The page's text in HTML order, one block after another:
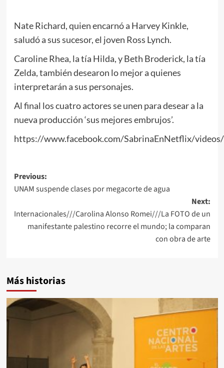
Nate Richard, quien encarnó a Harvey Kinkle,
saludó a sus sucesor, el joven Ross Lynch.
Caroline Rhea, la tía Hilda, y Beth Broderick, la tía
Zelda, también desearon lo mejor a quienes
interpretarán a sus personajes.
Al final los cuatro actores se unen para desear a la
nueva producción ‘sus mejores embrujos’.
https://www.facebook.com/SabrinaEnNetflix/
Post
navigation
Previous:
UNAM suspende clases por megacorte de agua
Next:
Internacionales///Carolina Alonso Romei///La FOTO de un
manifestante palestino recorre el mundo; la comparan
con obra de arte
Más historias